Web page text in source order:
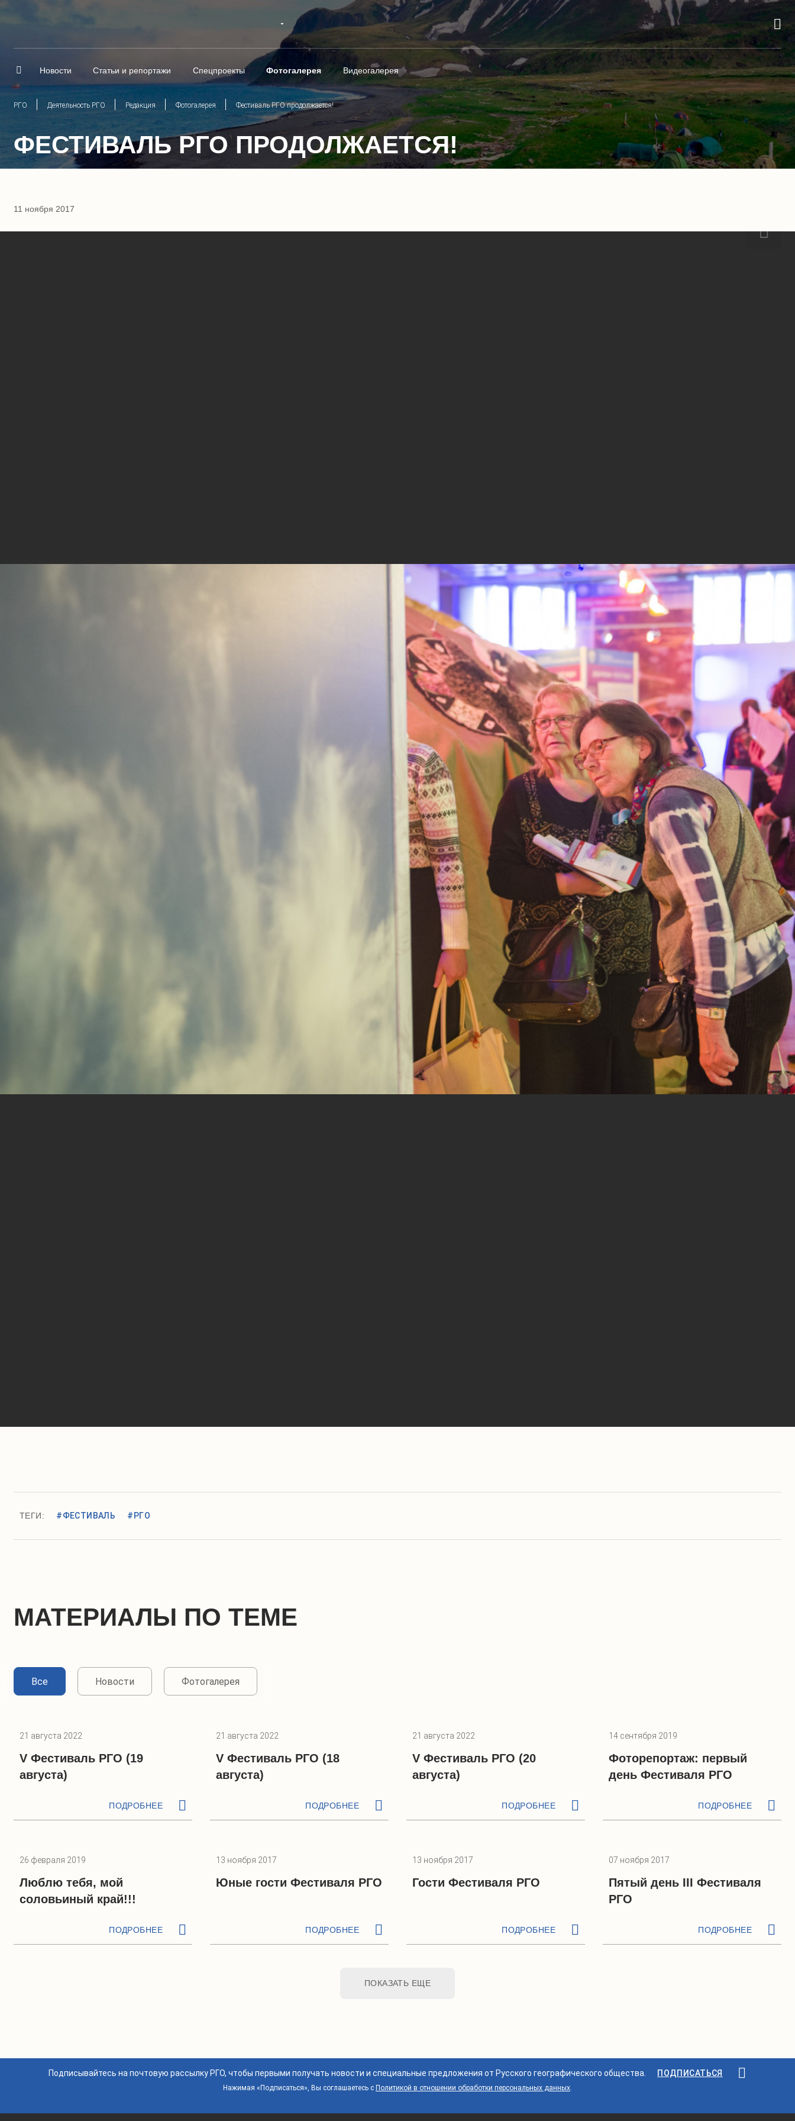
Новости Статьи и репортажи Спецпроекты Фотогалерея Видеогалерея
РГО Деятельность РГО Редакция Фотогалерея Фестиваль РГО продолжается!
ФЕСТИВАЛЬ РГО ПРОДОЛЖАЕТСЯ!
11 ноября 2017
ТЕГИ: #ФЕСТИВАЛЬ #РГО
МАТЕРИАЛЫ ПО ТЕМЕ
Все Новости Фотогалерея
21 августа 2022
V Фестиваль РГО (19
августа)
ПОДРОБНЕЕ
21 августа 2022
V Фестиваль РГО (18
августа)
ПОДРОБНЕЕ
21 августа 2022
V Фестиваль РГО (20
августа)
ПОДРОБНЕЕ
14 сентября 2019
Фоторепортаж: первый
день Фестиваля РГО
ПОДРОБНЕЕ
26 февраля 2019
Люблю тебя, мой
соловьиный край!!!
ПОДРОБНЕЕ
13 ноября 2017
Юные гости Фестиваля РГО
ПОДРОБНЕЕ
13 ноября 2017
Гости Фестиваля РГО
ПОДРОБНЕЕ
07 ноября 2017
Пятый день III Фестиваля
РГО
ПОДРОБНЕЕ
ПОКАЗАТЬ ЕЩЕ
Подписывайтесь на почтовую рассылку РГО, чтобы первыми получать новости и специальные предложения от Русского географического общества. ПОДПИСАТЬСЯ
Нажимая «Подписаться», Вы соглашаетесь с Политикой в отношении обработки персональных данных.